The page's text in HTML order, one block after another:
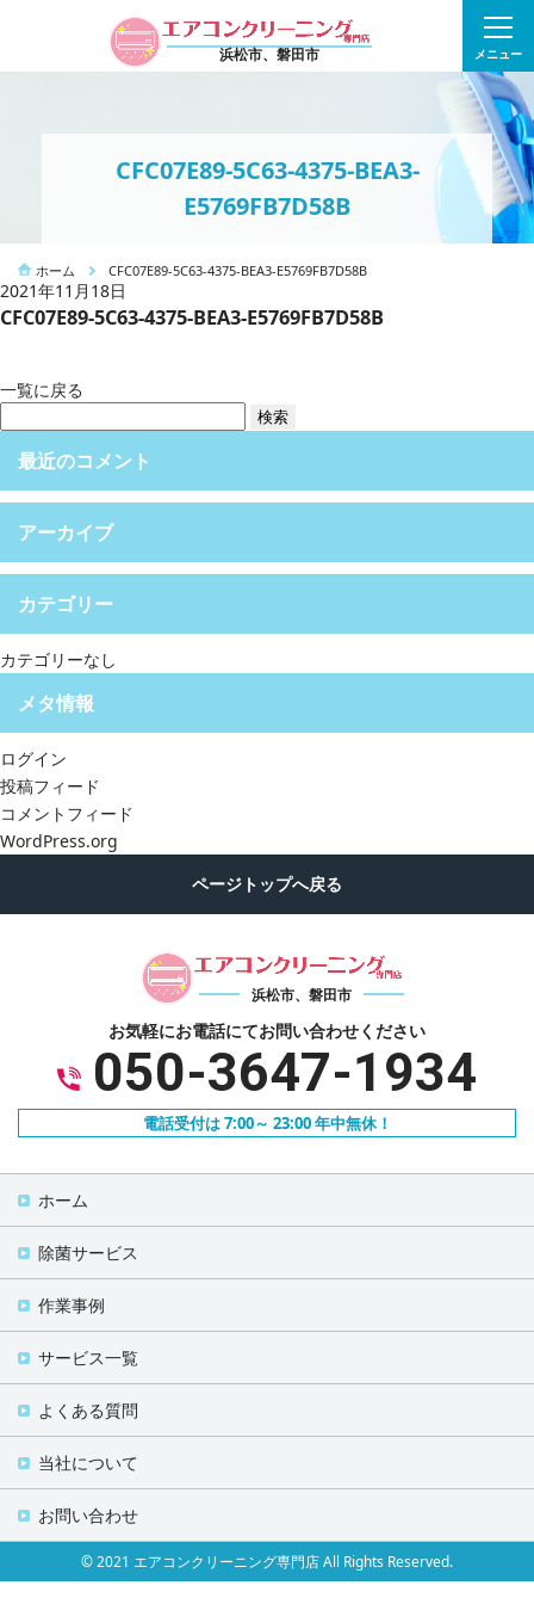
浜松市、磐田市 メニュー
CFC07E89-5C63-4375-BEA3-
E5769FB7D58B
ホーム CFC07E89-5C63-4375-BEA3-E5769FB7D58B
2021年11月18日
CFC07E89-5C63-4375-BEA3-E5769FB7D58B
一覧に戻る
索:
最近のコメント
アーカイブ
カテゴリー
カテゴリーなし
メタ情報
ログイン
投稿フィード
コメントフィード
WordPress.org
浜松市、磐田市
お気軽にお電話にてお問い合わせください
050-3647-1934
電話受付は 7:00～ 23:00 年中無休！
ホーム
除菌サービス
作業事例
サービス一覧
よくある質問
当社について
お問い合わせ
© 2021 エアコンクリーニング専門店 All Rights Reserved.